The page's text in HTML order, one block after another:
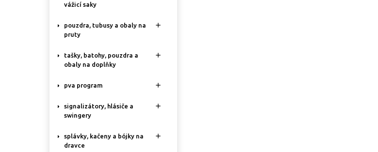
vážicí saky
pouzdra, tubusy a obaly na
pruty

tašky, batohy, pouzdra a
obaly na doplňky

pva program 
signalizátory, hlásiče a
swingery

splávky, kačeny a bójky na
dravce
